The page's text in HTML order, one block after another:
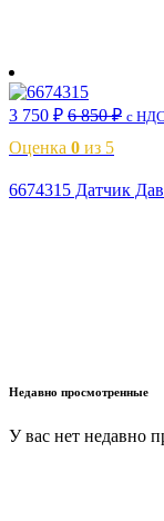
3 750 ₽ 6 850₽ с НДС
Оценка 0 из 5
6674315 Датчик
Недавно просмотренные
У вас нет недавно